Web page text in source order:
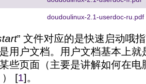
doudoulinux-2.1-userdoc-ru.pdf
” 文件对应的是快速启动哦
用户文档。用户文档基本上
些页面（主要是讲解如何在
[1]。